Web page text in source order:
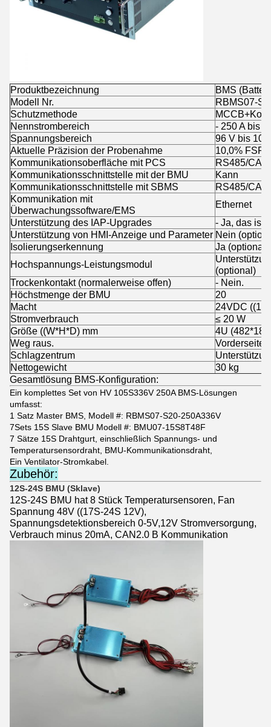
Produktbezeichnung
BMS
Modell Nr.
RBMS07-
Schutzmethode
Nennstrombereich
- 250 A bis
Spannungsbereich
96 V bis
Aktuelle Präzision der Probenahme
10,0% FSR
Kommunikationsoberfläche mit PCS
RS485/CAN
Kommunikationsschnittstelle mit der BMU
Kann
Kommunikationsschnittstelle mit SBMS
RS485/CAN
Kommunikation mit
Überwachungssoftware/EMS
Ethernet
Unterstützung des IAP-Upgrades
- Ja, das ist
Unterstützung von HMI-Anzeige und Parameter Nein
Isolierungserkennung
Ja (optional)
Hochspannungs-Leistungsmodul
(optional)
Trockenkontakt (normalerweise offen)
- Nein.
Höchstmenge der BMU
20
Macht
24VDC
Stromverbrauch
≤ 20 W
Größe ((W*H*D) mm
4U
Weg raus.
Vorderseite
Schlagzentrum
Nettogewicht
30 kg
Gesamtlösung BMS-Konfiguration:
Ein komplettes Set von HV 105S336V 250A BMS-Lösungen
umfasst:
1 Satz Master BMS, Modell #: RBMS07-S20-250A336V
7Sets 15S Slave BMU Modell #: BMU07-15S8T48F
7 Sätze 15S Drahtgurt, einschließlich Spannungs- und
Temperatursensordraht, BMU-Kommunikationsdraht,
Ein Ventilator-Stromkabel.
Zubehör:
12S-24S BMU (Sklave)
12S-24S BMU hat 8 Stück Temperatursensoren, Fan
Spannung 48V ((17S-24S 12V),
Spannungsdetektionsbereich 0-5V,12V Stromversorgung,
Verbrauch minus 20mA, CAN2.0 B Kommunikation